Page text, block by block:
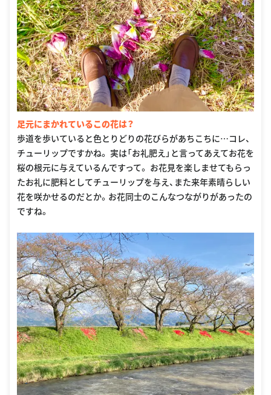
足元にまかれているこの花は？
歩道を歩いていると色とりどりの花びらがあちこちに…コレ、
チューリップですかね。 実は「お礼肥え」と言ってあえてお花を
桜の根元に与えているんですって。 お花見を楽しませてもらっ
たお礼に肥料としてチューリップを与え、また来年素晴らしい
花を咲かせるのだとか。お花同士のこんなつながりがあったの
ですね。